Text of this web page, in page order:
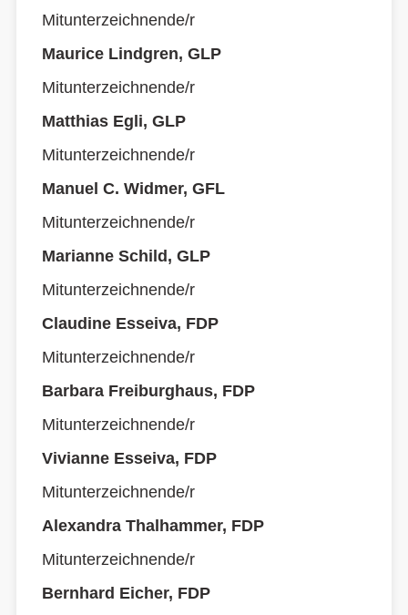
Mitunterzeichnende/r
Maurice Lindgren, GLP
Mitunterzeichnende/r
Matthias Egli, GLP
Mitunterzeichnende/r
Manuel C. Widmer, GFL
Mitunterzeichnende/r
Marianne Schild, GLP
Mitunterzeichnende/r
Claudine Esseiva, FDP
Mitunterzeichnende/r
Barbara Freiburghaus, FDP
Mitunterzeichnende/r
Vivianne Esseiva, FDP
Mitunterzeichnende/r
Alexandra Thalhammer, FDP
Mitunterzeichnende/r
Bernhard Eicher, FDP